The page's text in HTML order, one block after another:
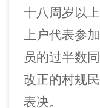
十八周岁以
上户代表参
员的过半数
改正的村规
表决。